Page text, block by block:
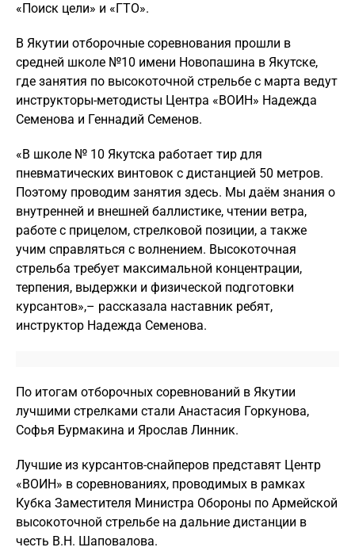
«Поиск цели» и «ГТО».
В Якутии отборочные соревнования прошли в
средней школе №10 имени Новопашина в Якутске,
где занятия по высокоточной стрельбе с марта ведут
инструкторы-методисты Центра «ВОИН» Надежда
Семенова и Геннадий Семенов.
«В школе № 10 Якутска работает тир для
пневматических винтовок с дистанцией 50 метров.
Поэтому проводим занятия здесь. Мы даём знания о
внутренней и внешней баллистике, чтении ветра,
работе с прицелом, стрелковой позиции, а также
учим справляться с волнением. Высокоточная
стрельба требует максимальной концентрации,
терпения, выдержки и физической подготовки
курсантов»,– рассказала наставник ребят,
инструктор Надежда Семенова.
По итогам отборочных соревнований в Якутии
лучшими стрелками стали Анастасия Горкунова,
Софья Бурмакина и Ярослав Линник.
Лучшие из курсантов-снайперов представят Центр
«ВОИН» в соревнованиях, проводимых в рамках
Кубка Заместителя Министра Обороны по Армейской
высокоточной стрельбе на дальние дистанции в
честь В.Н. Шаповалова.